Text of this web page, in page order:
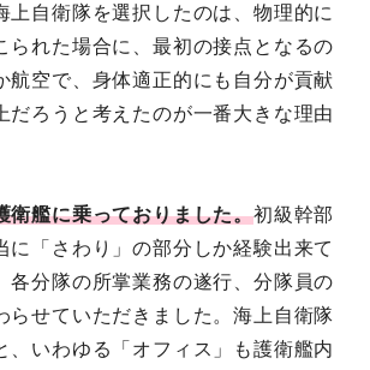
上自衛隊を選択したのは、物理的に
られた場合に、最初の接点となるの
航空で、身体適正的にも自分が貢献
だろうと考えたのが一番大きな理由
衛艦に乗っておりました。初級幹部
に「さわり」の部分しか経験出来て
各分隊の所掌業務の遂行、分隊員の
らせていただきました。海上自衛隊
、いわゆる「オフィス」も護衛艦内